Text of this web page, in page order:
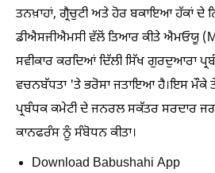
ਤਨਖ਼ਾਹਾਂ, ਗ੍ਰੈਚੁਟੀ ਅਤੇ ਹੋਰ ਬਕਾਇਆ ਹੱਕਾਂ ਦੇ
ਡੀਐਸਜੀਐਮਸੀ ਵੱਲੋਂ ਤਿਆਰ ਕੀਤੇ ਐਮਓਯੂ
ਸਵੀਕਾਰ ਕਰਦਿਆਂ ਦਿੱਲੀ ਸਿੱਖ ਗੁਰਦੁਆਰਾ
ਵਚਨਬੱਧਤਾ 'ਤੇ ਭਰੋਸਾ ਜਤਾਇਆ ਹੈ।ਇਸ ਮੌਕੇ
ਪ੍ਰਬੰਧਕ ਕਮੇਟੀ ਦੇ ਜਨਰਲ ਸਕੱਤਰ ਸਰਦਾਰ
ਕਾਨਫਰੰਸ ਨੂੰ ਸੰਬੋਧਨ ਕੀਤਾ।
Download Babushahi App